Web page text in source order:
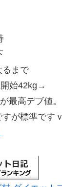
るまで
始42kg→
最高デブ値。
が標準ですｖ